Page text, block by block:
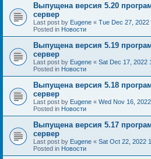
Выпущена версия 5.20
сервер
Last post by Eugene « Tue Dec 27, 2022
Posted in Новости
Выпущена версия 5.19
сервер
Last post by Eugene « Sat Dec 17, 2022
Posted in Новости
Выпущена версия 5.18
сервер
Last post by Eugene « Wed Nov 16,
Posted in Новости
Выпущена версия 5.17
сервер
Last post by Eugene « Sat Oct 22, 2022
Posted in Новости